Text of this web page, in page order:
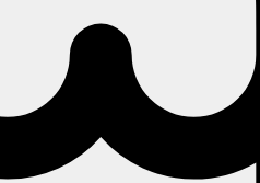
prádelna za poplatek, směnárna,